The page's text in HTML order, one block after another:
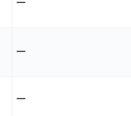
ー
ー
ー